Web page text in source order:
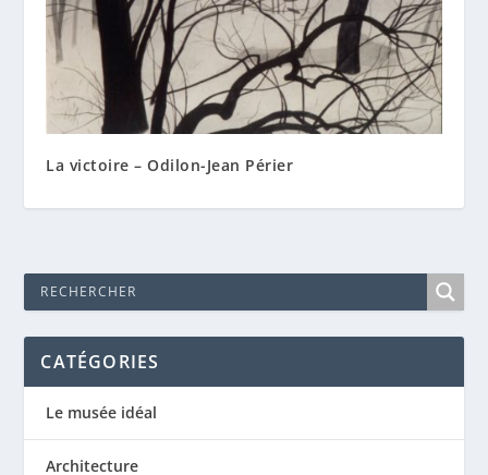
La victoire – Odilon-Jean Périer
CATÉGORIES
Le musée idéal
Architecture